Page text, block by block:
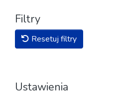
Filtry
Resetuj filtry
Ustawienia